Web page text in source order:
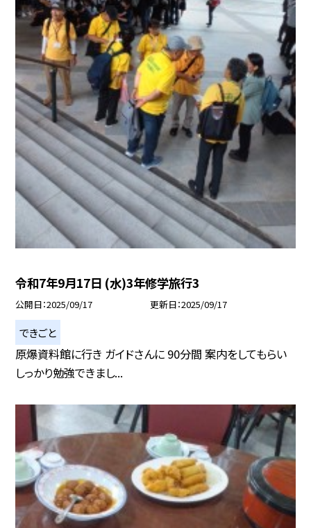
令和7年9月17日 (水)3年修学旅行3
公開日 2025/09/17 更新日 2025/09/17
できごと
原爆資料館に行き ガイドさんに 90分間 案内をしてもらい
しっかり勉強できまし...